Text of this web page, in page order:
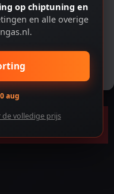
op chiptuning en
en alle overige
aug
volledige prijs